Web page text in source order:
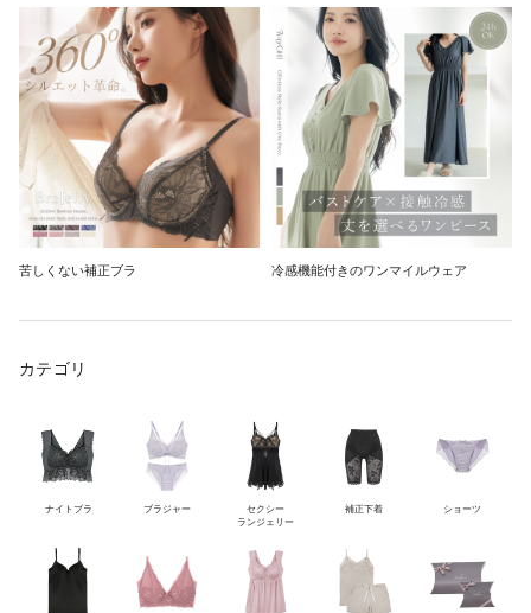
苦しくない補正ブラ 冷感機能付きのワンマイルウェア
カテゴリ
ナイトブラ ブラジャー
セクシー
ランジェリー
補正下着 ショーツ